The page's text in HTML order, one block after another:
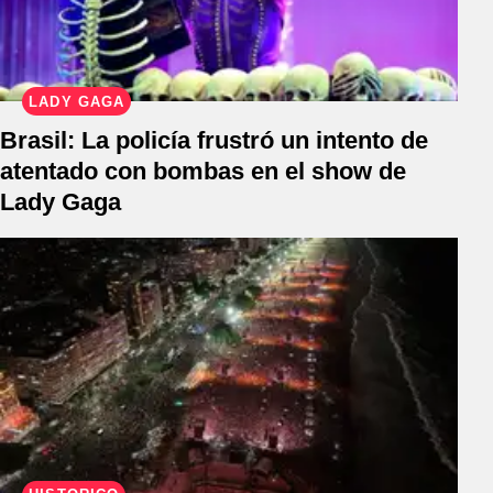
LADY GAGA
Brasil: La policía frustró un intento de
atentado con bombas en el show de
Lady Gaga